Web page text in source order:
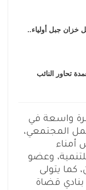
خزان جبل أولياء..
تحاور النائب
واسعة في
المجتمعي،
وعضو
كما يتولى
قضاة